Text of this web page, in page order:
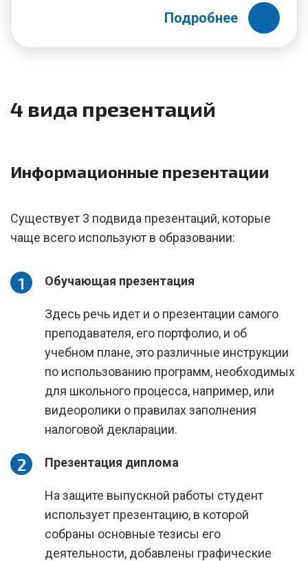
Подробнее
4 вида презентаций
Информационные презентации
Существует 3 подвида презентаций, которые
чаще всего используют в образовании:
Обучающая презентация
Здесь речь идет и о презентации самого
преподавателя, его портфолио, и об
учебном плане, это различные инструкции
по использованию программ, необходимых
для школьного процесса, например, или
видеоролики о правилах заполнения
налоговой декларации.
Презентация диплома
На защите выпускной работы студент
использует презентацию, в которой
собраны основные тезисы его
деятельности, добавлены графические